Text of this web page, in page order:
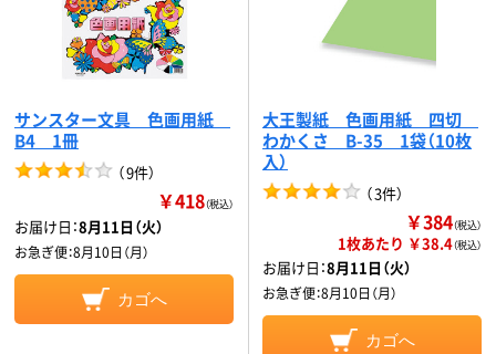
サンスター文具 色画用紙
B4 1冊
（9件）
￥418（税込）
お届け日：8月11日（火）
お急ぎ便：8月10日（月）
カゴへ
大王製紙 色画用紙 四切
わかくさ B-35 1袋（10枚
入）
（3件）
￥384（税込）
1枚あたり ￥38.4（税込）
お届け日：8月11日（火）
お急ぎ便：8月10日（月）
カゴへ